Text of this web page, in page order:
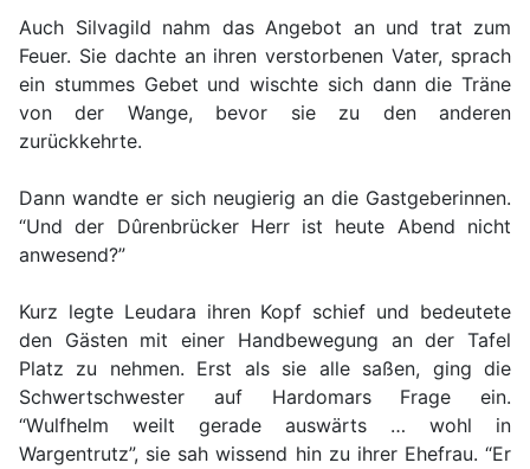
Auch Silvagild nahm das Angebot an und trat zum
Feuer. Sie dachte an ihren verstorbenen Vater, sprach
ein stummes Gebet und wischte sich dann die Träne
von der Wange, bevor sie zu den anderen
zurückkehrte.
Dann wandte er sich neugierig an die Gastgeberinnen.
“Und der Dûrenbrücker Herr ist heute Abend nicht
anwesend?”
Kurz legte Leudara ihren Kopf schief und bedeutete
den Gästen mit einer Handbewegung an der Tafel
Platz zu nehmen. Erst als sie alle saßen, ging die
Schwertschwester auf Hardomars Frage ein.
“Wulfhelm weilt gerade auswärts … wohl in
Wargentrutz”, sie sah wissend hin zu ihrer Ehefrau. “Er